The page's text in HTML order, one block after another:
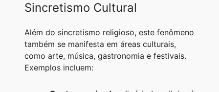
Sincretismo Cultural
Além do sincretismo religioso, este fenômeno
também se manifesta em áreas culturais,
como arte, música, gastronomia e festivais.
Exemplos incluem: